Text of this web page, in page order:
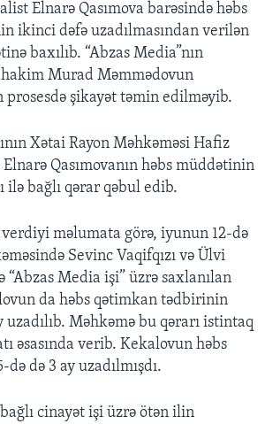
Elnarə Qasımova barəsində həbs
ikinci dəfə uzadılmasından verilən
baxılıb. “Abzas Media”nın
hakim Murad Məmmədovun
şikayət təmin edilməyib.
Xətai Rayon Məhkəməsi Hafiz
Elnarə Qasımovanın həbs müddətinin
ilə bağlı qərar qəbul edib.
verdiyi məlumata görə, iyunun 12-də
Sevinc Vaqifqızı və Ülvi
Media işi” üzrə saxlanılan
da həbs qətimkan tədbirinin
Məhkəmə bu qərarı istintaq
əsasında verib. Kekalovun həbs
də 3 ay uzadılmışdı.
cinayət işi üzrə ötən ilin